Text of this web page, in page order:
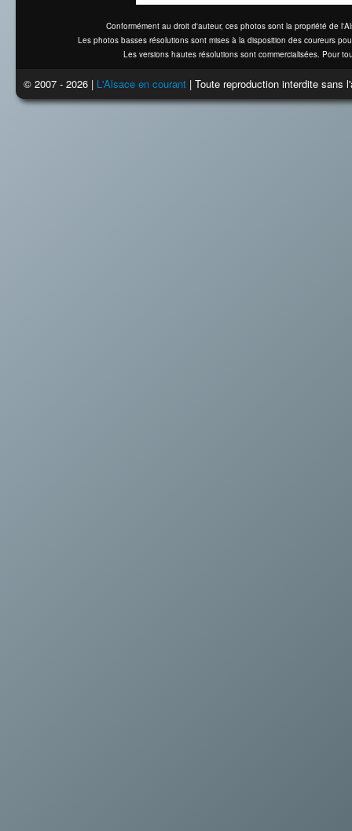
Conformément au droit d'auteur, ces photos sont la propriété de
Les photos basses résolutions sont mises à la disposition des coureurs
Les versions hautes résolutions sont commercialisées. Pour
© 2007 - 2026 | L'Alsace en courant | Toute reproduction interdite sans